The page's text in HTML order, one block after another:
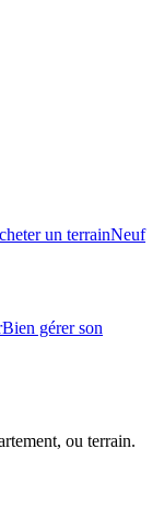
un terrainNeuf
Bien gérer son
ou terrain.